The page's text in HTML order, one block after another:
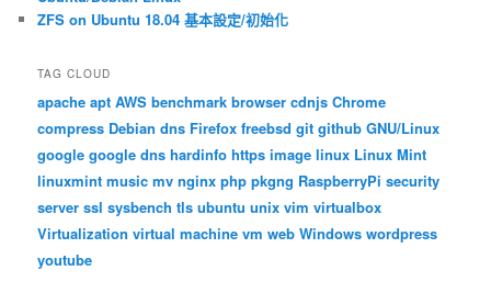
ZFS on Ubuntu 18.04 基本設定/初始化
TAG CLOUD
apache apt AWS benchmark browser cdnjs Chrome
compress Debian dns Firefox freebsd git github GNU/Linux
google google dns hardinfo https image linux Linux Mint
linuxmint music mv nginx php pkgng RaspberryPi security
server ssl sysbench tls ubuntu unix vim virtualbox
Virtualization virtual machine vm web Windows wordpress
youtube